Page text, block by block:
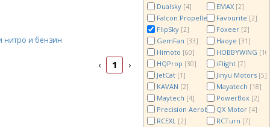
нитро и бензин
‹ 1 ›
Dualsky [4] EMAX [2]
Falcon Propellers [7]
Favourite [2]
FlipSky [2] Foxeer [2]
GemFan [33] Haoye [31]
Himoto [60] HOBBYWING
HQProp [30] iFlight [7]
JetCat [1] Jinyu Motors [5]
KAVAN [2] Mayatech [18]
Maytech [4] PowerBox [2]
Precision Aerobatics[15]
QX Motor [4]
RCEXL [2] RCTurn [7]